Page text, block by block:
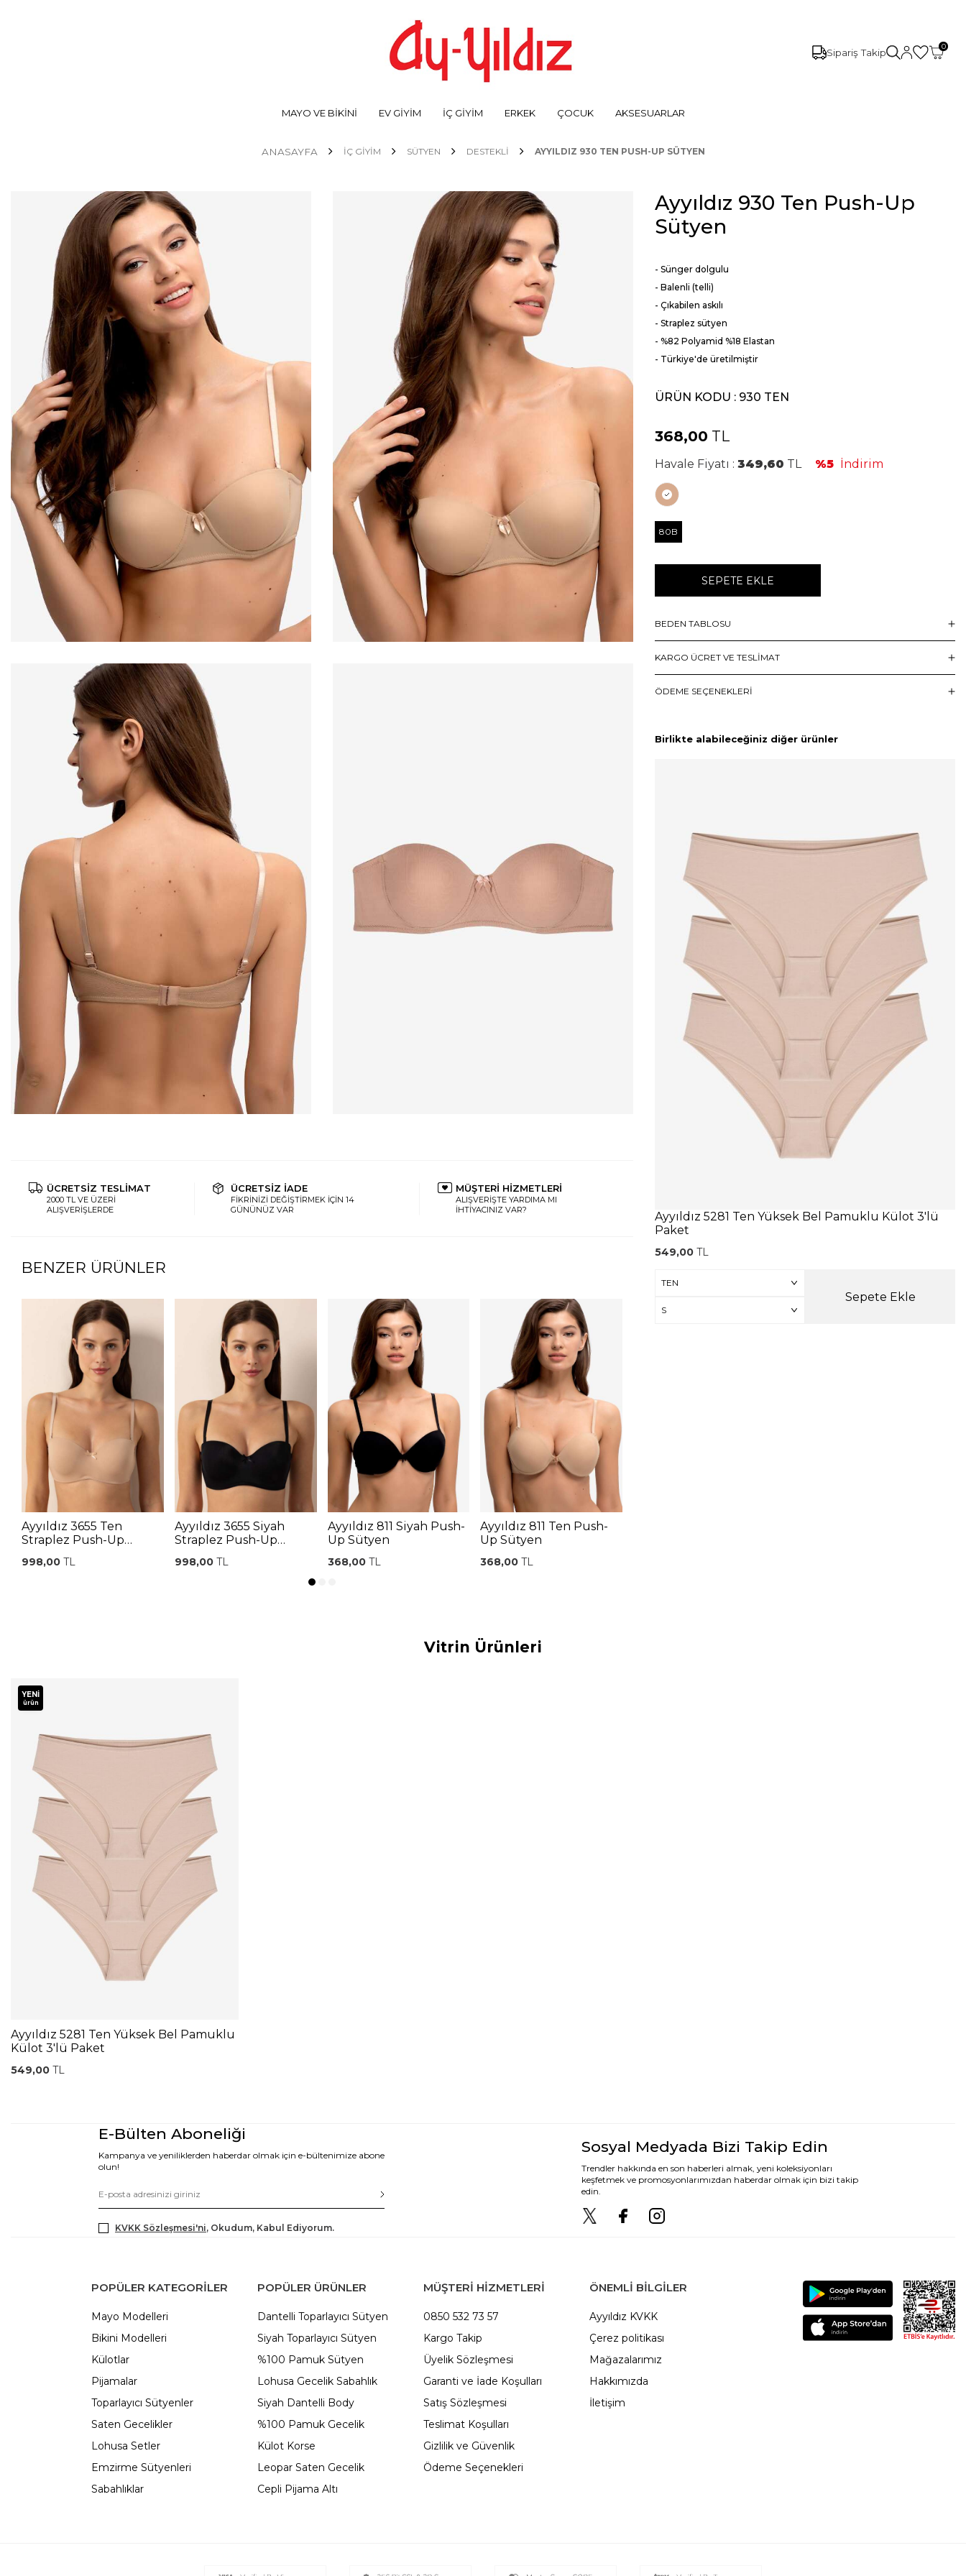
Sipariş Takip
0
MAYO VE BİKİNİ EV GİYİM İÇ GİYİM ERKEK ÇOCUK AKSESUARLAR
ANASAYFA İÇ GİYİM SÜTYEN DESTEKLI AYYILDIZ 930 TEN PUSH-UP SÜTYEN
ÜCRETSİZ TESLİMAT
2000 TL VE ÜZERİ
ALIŞVERİŞLERDE
ÜCRETSİZ İADE
FİKRİNİZİ DEĞİŞTİRMEK İÇİN 14
GÜNÜNÜZ VAR
MÜŞTERİ HİZMETLERİ
ALIŞVERİŞTE YARDIMA MI
İHTİYACINIZ VAR?
BENZER ÜRÜNLER
Ayyıldız 3655 Ten
Straplez Push-Up
998,00 TL
Ayyıldız 3655 Siyah
Straplez Push-Up
998,00TL
Ayyıldız 811 Siyah Push-
Up Sütyen
368,00TL
Ayyıldız 811 Ten Push-
Up Sütyen
368,00 TL
Ayyıldız 930 Ten Push-Up
Sütyen
- Sünger dolgulu
- Balenli (telli)
- Çıkabilen askılı
- Straplez sütyen
- %82 Polyamid %18 Elastan
- Türkiye'de üretilmiştir
ÜRÜN KODU : 930 TEN
368,00 TL
Havale Fiyatı : 349,60 TL %5 İndirim
80B
SEPETE EKLE
BEDEN TABLOSU
KARGO ÜCRET VE TESLİMAT
ÖDEME SEÇENEKLERI
Birlikte alabileceğiniz diğer ürünler
Ayyıldız 5281 Ten Yüksek Bel Pamuklu Külot 3'lü
Paket
549,00 TL
Sepete Ekle
Vitrin Ürünleri
YENI
ürün
Ayyıldız 5281 Ten Yüksek Bel Pamuklu
Külot 3'lü Paket
549,00 TL
E-Bülten Aboneliği
Kampanya ve yeniliklerden haberdar olmak için e-bültenimize abone
olun!
KVKK Sözleşmesi'ni, Okudum, Kabul Ediyorum.
Sosyal Medyada Bizi Takip Edin
Trendler hakkında en son haberleri almak, yeni koleksiyonları
keşfetmek ve promosyonlarımızdan haberdar olmak için bizi takip
edin.
POPÜLER KATEGORILER
Mayo Modelleri
Bikini Modelleri
Külotlar
Pijamalar
Toparlayıcı Sütyenler
Saten Gecelikler
Lohusa Setler
Emzirme Sütyenleri
Sabahlıklar
POPÜLER ÜRÜNLER
Dantelli Toparlayıcı Sütyen
Siyah Toparlayıcı Sütyen
%100 Pamuk Sütyen
Lohusa Gecelik Sabahlık
Siyah Dantelli Body
%100 Pamuk Gecelik
Külot Korse
Leopar Saten Gecelik
Cepli Pijama Altı
MÜŞTERİ HİZMETLERİ
0850 532 73 57
Kargo Takip
Üyelik Sözleşmesi
Garanti ve İade Koşulları
Satış Sözleşmesi
Teslimat Koşulları
Gizlilik ve Güvenlik
Ödeme Seçenekleri
ÖNEMLI BILGILER
Ayyıldız KVKK
Çerez politikası
Mağazalarımız
Hakkımızda
İletişim